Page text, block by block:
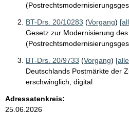
BT-Drs. 20/10283 (Vorgang)
Gesetz zur Modernisierung
BT-Drs. 20/9733 (Vorgang)
Deutschlands Postmärkte der
erschwinglich, digital
Adressatenkreis:
25.06.2026